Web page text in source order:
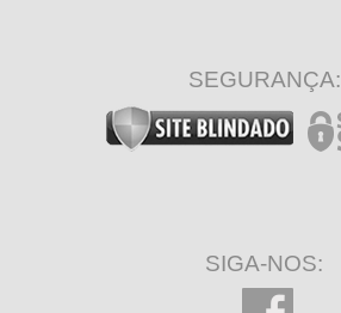
SEGURANÇA:
SIGA-NOS: